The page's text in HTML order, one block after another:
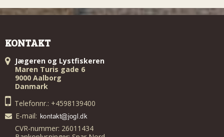
KONTAKT
Jægeren og Lystfiskeren
Maren Turis gade 6
9000 Aalborg
Danmark
Telefonnr.: +4598139400
E-mail:
CVR-nummer: 26011434